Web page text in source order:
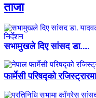
ताजा
सभामुखले दिए सांसद डा‍‍....
फार्मेसी परिषद्को